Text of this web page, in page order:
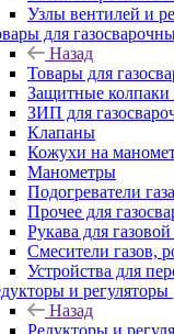
Узлы вентилей и
для
Назад
Товары для
Защитные колпаки
ЗИП для
Клапаны
Кожухи на
Манометры
Подогреватели газа
Прочее для
Рукава для
Смесители газов,
Устройства для
и регуляторы
Назад
Редукторы и